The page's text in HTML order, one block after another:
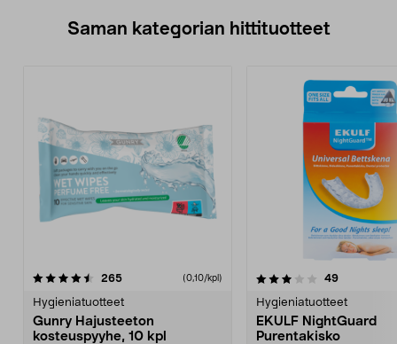
Saman kategorian hittituotteet
265arvostelut (0,10/kpl)
Hygieniatuotteet
Gunry Hajusteeton
kosteuspyyhe, 10 kpl
3.5 viidestä
49arvostelut
Hygieniatuotteet
EKULF NightGuard
Purentakisko
4.5 viidestä